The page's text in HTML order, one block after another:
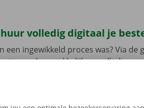
volledig digitaal je
een ingewikkeld proces was? Via de
snel, gemakkelijk en volledig
de app voor